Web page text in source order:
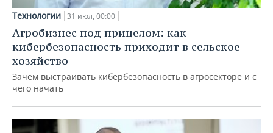
Технологии 31 июл, 00:00
Агробизнес под прицелом: как
кибербезопасность приходит в сельское
хозяйство
Зачем выстраивать кибербезопасность в агросекторе и с
чего начать